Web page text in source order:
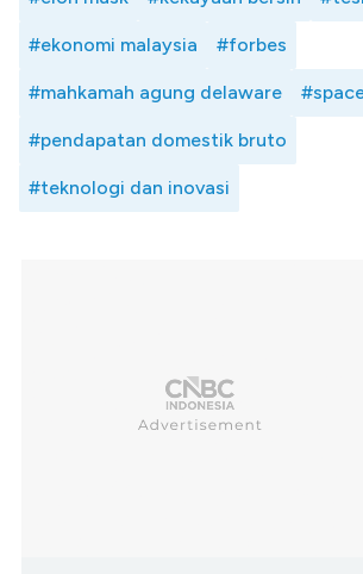
#ekonomi malaysia #forbes
#mahkamah agung delaware
#pendapatan domestik bruto
#teknologi dan inovasi